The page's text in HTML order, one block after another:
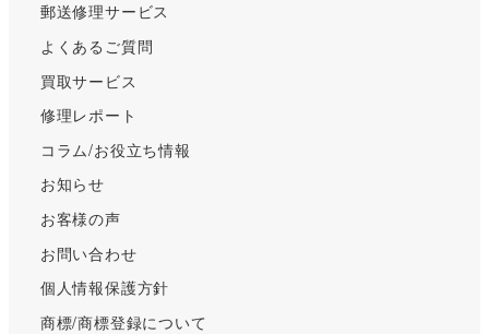
り
郵送修理サービス
よくあるご質問
買取サービス
修理レポート
コラム/お役立ち情報
お知らせ
お客様の声
お問い合わせ
個人情報保護方針
商標/商標登録について